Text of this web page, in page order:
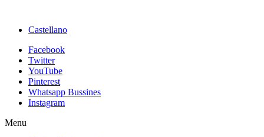
Castellano
Facebook
Twitter
YouTube
Pinterest
Whatsapp Bussines
Instagram
Menu